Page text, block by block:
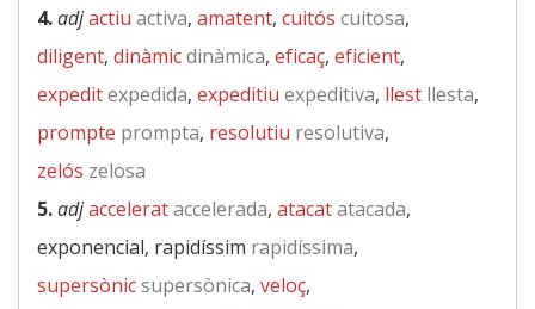
4.adjactiu activa, amatent, cuitós cuitosa,
diligent, dinàmicdinàmica, eficaç, eficient,
expeditexpedida, expeditiu expeditiva, llest llesta,
prompte prompta, resolutiu resolutiva,
zelós zelosa
5.adjaccelerataccelerada, atacatatacada,
exponencial, rapidíssim rapidíssima,
supersònicsupersònica, veloç,